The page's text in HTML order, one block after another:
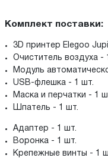
Комплект поставки:
3D принтер Elegoo
Очиститель воздуха -
Модуль
USB-флешка - 1 шт.
Маска и перчатки - 1
Шпатель - 1 шт.
Адаптер - 1 шт.
Воронка - 1 шт.
Крепежные винты - 1